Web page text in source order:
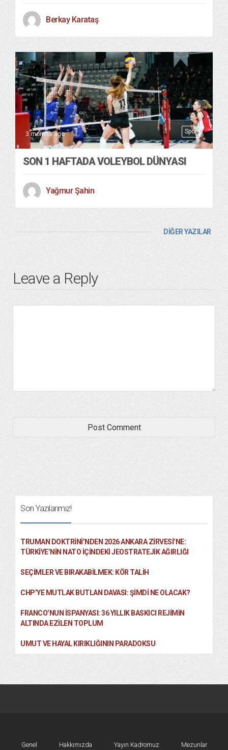
Berkay Karataş
Spor
3 months ago
SON 1 HAFTADA VOLEYBOL DÜNYASI
Yağmur Şahin
DİĞER YAZILAR
Leave a Reply
Son Yazılarımız!
TRUMAN DOKTRINI’NDEN 2026 ANKARA ZIRVESI’NE:
TÜRKIYE’NIN NATO İÇINDEKI JEOSTRATEJIK AĞIRLIĞI
SEÇIMLER VE BIRAKABILMEK: KÖR TALIH
CHP’YE MUTLAK BUTLAN DAVASI: ŞİMDİ NE OLACAK?
FRANCO’NUN İSPANYASI: 36 YILLIK BASKICI REJIMIN
ALTINDA EZILEN TOPLUM
UMUT VE HAYAL KIRIKLIĞININ PARADOKSU
Genel Hakkımızda Yayın Kadromuz Mezunlar